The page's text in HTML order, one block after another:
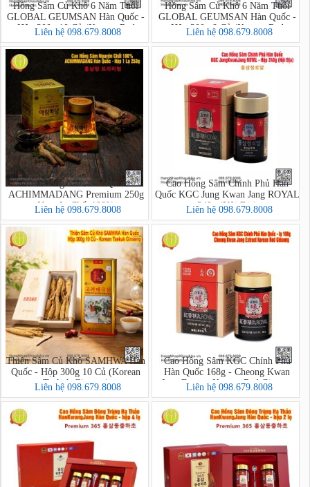
Hồng Sâm Củ Khô 6 Năm Tuổi
GLOBAL GEUMSAN Hàn Quốc -
Hộp 300g 10 Củ (Korean Red
Ginseng)
Liên hệ 098.679.8008
Hồng Sâm Củ Khô 6 Năm Tuổi
GLOBAL GEUMSAN Hàn Quốc -
Hộp 300g 8 Củ (Korean Red
Ginseng)
Liên hệ 098.679.8008
Cao Hồng Sâm Hàn Quốc
ACHIMMADANG Premium 250g
Nguyên Chất 100%
Liên hệ 098.679.8008
Cao Hồng Sâm Chính Phủ Hàn
Quốc KGC Jung Kwan Jang ROYAL
240g (Nội Địa)
Liên hệ 098.679.8008
Thiên Sâm Củ Khô SAMHWA Hàn
Quốc - Hộp 300g 10 Củ (Korean
Taekuk Ginseng)
Liên hệ 098.679.8008
Cao Hồng Sâm KGC Chính Phủ
Hàn Quốc 168g - Cheong Kwan
Jang Extract Korean Red Ginseng
Liên hệ 098.679.8008